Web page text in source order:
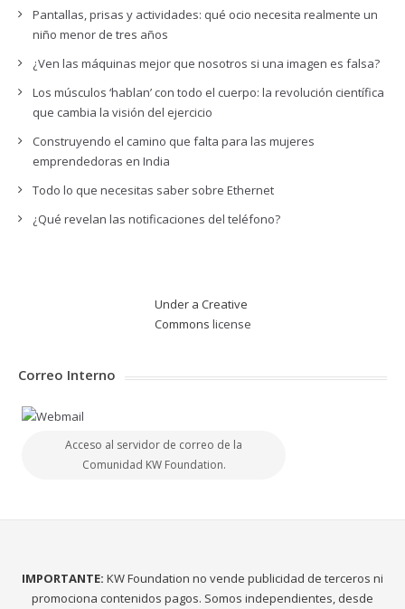
Pantallas, prisas y actividades: qué ocio necesita realmente un
niño menor de tres años
¿Ven las máquinas mejor que nosotros si una imagen es falsa?
Los músculos ‘hablan’ con todo el cuerpo: la revolución científica
que cambia la visión del ejercicio
Construyendo el camino que falta para las mujeres
emprendedoras en India
Todo lo que necesitas saber sobre Ethernet
¿Qué revelan las notificaciones del teléfono?
Under a Creative
Commons license
Correo Interno
Acceso al servidor de correo de la
Comunidad KW Foundation.
IMPORTANTE: KW Foundation no vende publicidad de terceros ni
promociona contenidos pagos. Somos independientes, desde